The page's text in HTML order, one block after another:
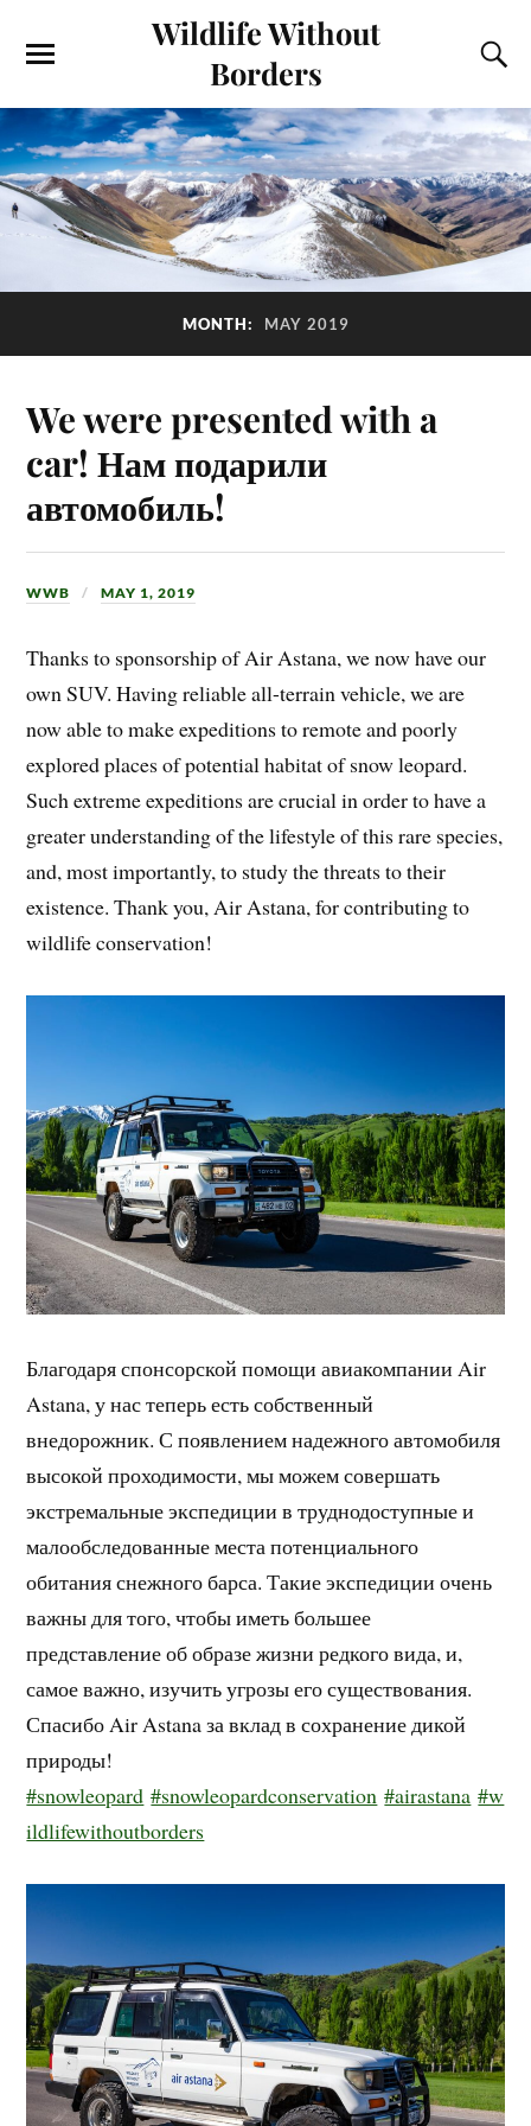
Wildlife Without
Borders
MONTH: MAY 2019
We were presented with a
car! Нам подарили
автомобиль!
WWB MAY 1, 2019
Thanks to sponsorship of Air Astana, we now have our
own SUV. Having reliable all-terrain vehicle, we are
now able to make expeditions to remote and poorly
explored places of potential habitat of snow leopard.
Such extreme expeditions are crucial in order to have a
greater understanding of the lifestyle of this rare species,
and, most importantly, to study the threats to their
existence. Thank you, Air Astana, for contributing to
wildlife conservation!
Благодаря спонсорской помощи авиакомпании Air
Astana, у нас теперь есть собственный
внедорожник. С появлением надежного автомобиля
высокой проходимости, мы можем совершать
экстремальные экспедиции в труднодоступные и
малообследованные места потенциального
обитания снежного барса. Такие экспедиции очень
важны для того, чтобы иметь большее
представление об образе жизни редкого вида, и,
самое важно, изучить угрозы его существования.
Спасибо Air Astana за вклад в сохранение дикой
природы!
#snowleopard #snowleopardconservation #airastana #w
ildlifewithoutborders